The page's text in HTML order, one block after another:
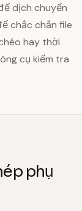
dịch chuyển
chắc chắn file
hay thời
cụ kiểm tra
phụ